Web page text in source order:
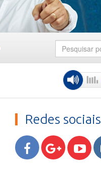
Redes sociais